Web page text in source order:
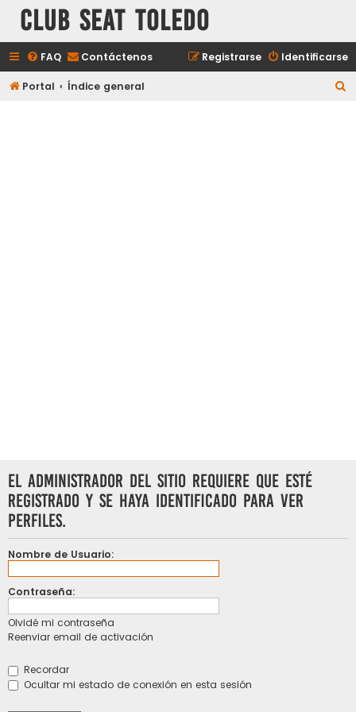
Club Seat Toledo
FAQ Contáctenos Identificarse
Registrarse
Portal Índice general
El administrador del sitio requiere que esté
registrado y se haya identificado para ver
perfiles.
Nombre de Usuario:
Contraseña:
Olvidé mi contraseña
Reenviar email de activación
Recordar
Ocultar mi estado de conexión en esta sesión